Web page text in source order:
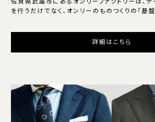
を行うだけでなく、オンリーのものつくりの「基盤
詳細はこちら